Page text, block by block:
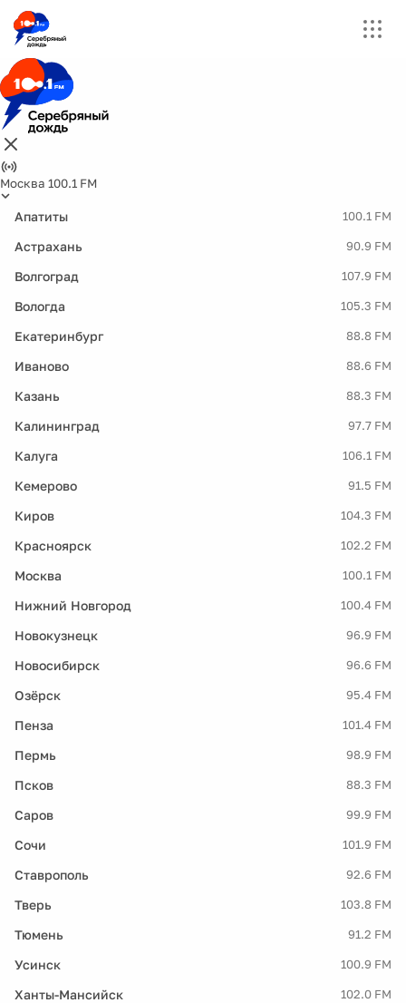
Москва 100.1 FM
Апатиты 100.1 FM
Астрахань 90.9 FM
Волгоград 107.9 FM
Вологда 105.3 FM
Екатеринбург 88.8 FM
Иваново 88.6 FM
Казань 88.3 FM
Калининград 97.7 FM
Калуга 106.1 FM
Кемерово 91.5 FM
Киров 104.3 FM
Красноярск 102.2 FM
Москва 100.1 FM
Нижний Новгород 100.4 FM
Новокузнецк 96.9 FM
Новосибирск 96.6 FM
Озёрск 95.4 FM
Пенза 101.4 FM
Пермь 98.9 FM
Псков 88.3 FM
Саров 99.9 FM
Сочи 101.9 FM
Ставрополь 92.6 FM
Тверь 103.8 FM
Тюмень 91.2 FM
Усинск 100.9 FM
Ханты-Мансийск 102.0 FM